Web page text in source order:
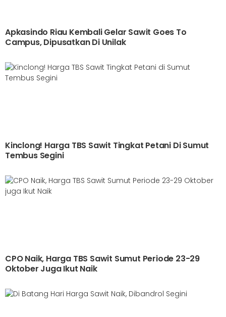
Apkasindo Riau Kembali Gelar Sawit Goes To
Campus, Dipusatkan Di Unilak
Kinclong! Harga TBS Sawit Tingkat Petani Di Sumut
Tembus Segini
CPO Naik, Harga TBS Sawit Sumut Periode 23-29
Oktober Juga Ikut Naik